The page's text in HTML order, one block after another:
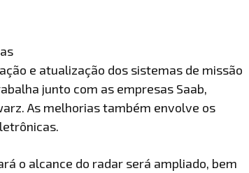
e atualização dos sistemas de missão
junto com as empresas Saab,
As melhorias também envolve os
o alcance do radar será ampliado, bem